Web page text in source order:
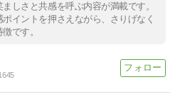
しさと共感を呼ぶ内容が満載です。
イントを押さえながら、さりげなく
です。